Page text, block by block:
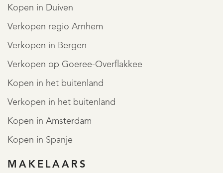
department stores, nightlife, theaters and museums are
within walking distance, making this a sought-after
location for both living and working.
The building has a total of five floors, four of which (the
first to fourth floors) are for sale.
gallery.
Kopen in Duiven
Verkopen regio Arnhem
Verkopen in Bergen
Verkopen op Goeree-Overflakkee
Kopen in het buitenland
Verkopen in het buitenland
Kopen in Amsterdam
Kopen in Spanje
MAKELAARS